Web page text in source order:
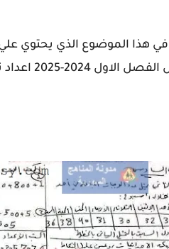
في هذا الموضوع الذي يحتوي علي